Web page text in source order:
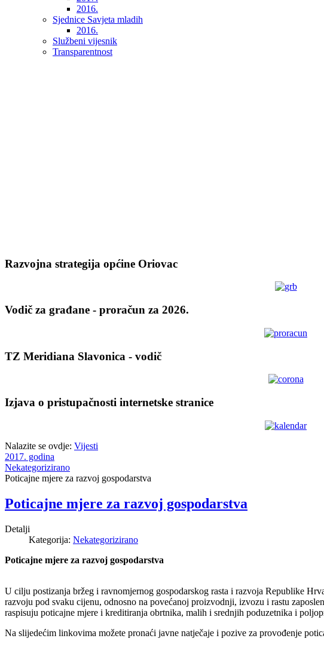
2016.
Sjednice Savjeta mladih
2016.
Službeni vijesnik
Transparentnost
Razvojna strategija općine Oriovac
Vodič za građane - proračun za 2026.
TZ Meridiana Slavonica - vodič
Izjava o pristupačnosti internetske stranice
Nalazite se ovdje: Vijesti
2017. godina
Nekategorizirano
Poticajne mjere za razvoj gospodarstva
Poticajne mjere za razvoj gospodarstva
Detalji
Kategorija: Nekategorizirano
Poticajne mjere za razvoj gospodarstva
U cilju postizanja bržeg i ravnomjernog gospodarskog rasta i razvoja Republike
razvoju pod svaku cijenu, odnosno na povećanoj proizvodnji, izvozu i rastu
raspisuju poticajne mjere i kreditiranja obrtnika, malih i srednjih poduzetnika i
Na slijedećim linkovima možete pronaći javne natječaje i pozive za provođenje